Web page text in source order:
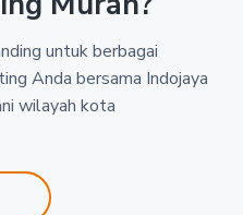
untuk berbagai
Anda bersama Indojaya
wilayah kota